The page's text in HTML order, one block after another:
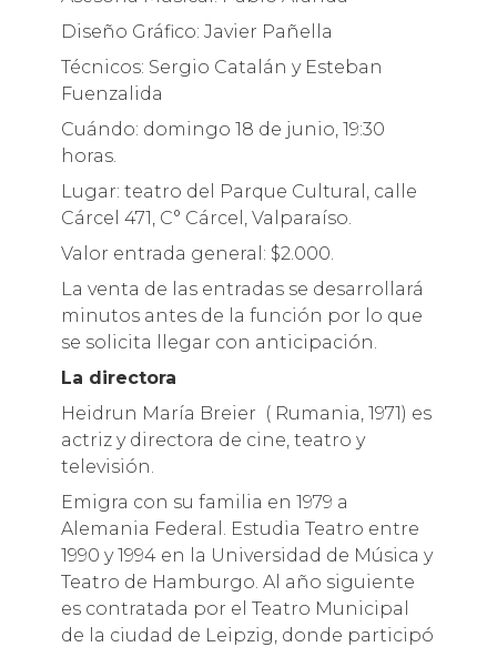
Diseño Gráfico: Javier Pañella
Técnicos: Sergio Catalán y Esteban
Fuenzalida
Cuándo: domingo 18 de junio, 19:30
horas.
Lugar: teatro del Parque Cultural, calle
Cárcel 471, C° Cárcel, Valparaíso.
Valor entrada general: $2.000.
La venta de las entradas se desarrollará
minutos antes de la función por lo que
se solicita llegar con anticipación.
La directora
Heidrun María Breier ( Rumania, 1971) es
actriz y directora de cine, teatro y
televisión.
Emigra con su familia en 1979 a
Alemania Federal. Estudia Teatro entre
1990 y 1994 en la Universidad de Música y
Teatro de Hamburgo. Al año siguiente
es contratada por el Teatro Municipal
de la ciudad de Leipzig, donde participó